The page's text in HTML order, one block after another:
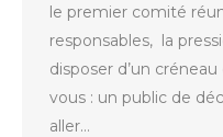
le premier comité
responsables, la
disposer d’un
vous : un public de
aller…